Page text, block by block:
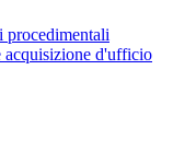
procedimentali
acquisizione d'ufficio